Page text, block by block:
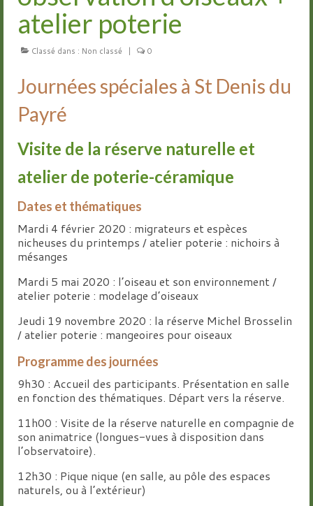
Groupes
Livre d’or
Contact
atelier poterie
Classé dans : Non classé | 0
Journées spéciales à St Denis du
Payré
Visite de la réserve naturelle et
atelier de poterie-céramique
Dates et thématiques
Mardi 4 février 2020 : migrateurs et espèces
nicheuses du printemps / atelier poterie : nichoirs à
mésanges
Mardi 5 mai 2020 : l’oiseau et son environnement /
atelier poterie : modelage d’oiseaux
Jeudi 19 novembre 2020 : la réserve Michel Brosselin
/ atelier poterie : mangeoires pour oiseaux
Programme des journées
9h30 : Accueil des participants. Présentation en salle
en fonction des thématiques. Départ vers la réserve.
11h00 : Visite de la réserve naturelle en compagnie de
son animatrice (longues-vues à disposition dans
l’observatoire).
12h30 : Pique nique (en salle, au pôle des espaces
naturels, ou à l’extérieur)